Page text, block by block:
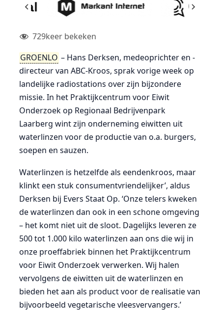
729keer bekeken
GROENLO – Hans Derksen, medeoprichter en -
directeur van ABC-Kroos, sprak vorige week op
landelijke radiostations over zijn bijzondere
missie. In het Praktijkcentrum voor Eiwit
Onderzoek op Regionaal Bedrijvenpark
Laarberg wint zijn onderneming eiwitten uit
waterlinzen voor de productie van o.a. burgers,
soepen en sauzen.
Waterlinzen is hetzelfde als eendenkroos, maar
klinkt een stuk consumentvriendelijker’, aldus
Derksen bij Evers Staat Op. ‘Onze telers kweken
de waterlinzen dan ook in een schone omgeving
– het komt niet uit de sloot. Dagelijks leveren ze
500 tot 1.000 kilo waterlinzen aan ons die wij in
onze proeffabriek binnen het Praktijkcentrum
voor Eiwit Onderzoek verwerken. Wij halen
vervolgens de eiwitten uit de waterlinzen en
bieden het aan als product voor de realisatie van
bijvoorbeeld vegetarische vleesvervangers.’